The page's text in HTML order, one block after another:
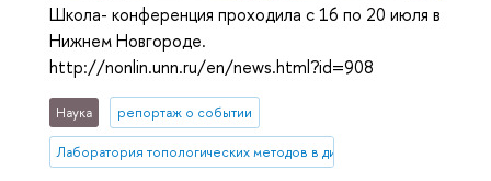
Школа- конференция проходила с 16 по 20 июля в
Нижнем Новгороде.
http://nonlin.unn.ru/en/news.html?id=908
Наука репортаж о событии
Лаборатория топологических методов в динамике